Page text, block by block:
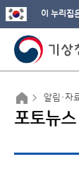
이 누리집
알림·자
포토뉴스